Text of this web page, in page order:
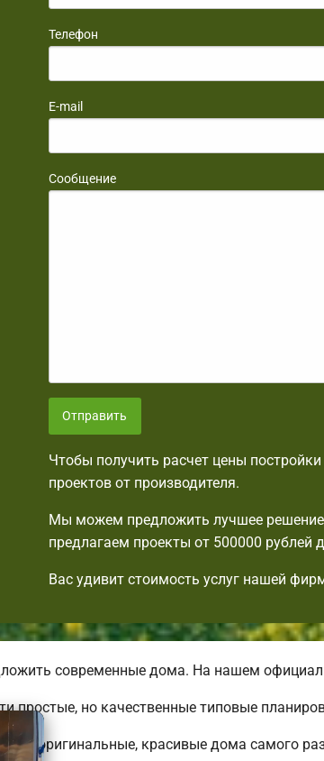
Телефон
E-mail
Сообщение
Отправить
Чтобы получить расчет цены
проектов от производителя.
Мы можем предложить лучшее
предлагаем проекты от 500000 рублей
Вас удивит стоимость услуг нашей
современные дома. На нашем
простые, но качественные типовые
оригинальные, красивые дома самого